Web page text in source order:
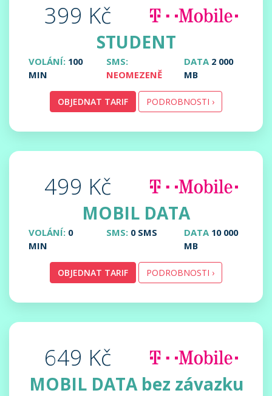
399 Kč
STUDENT
VOLÁNÍ: 100
MIN
SMS:
NEOMEZENĚ
DATA 2 000
MB
OBJEDNAT TARIF PODROBNOSTI ›
499 Kč
MOBIL DATA
VOLÁNÍ: 0
MIN
SMS: 0 SMS DATA 10 000
MB
OBJEDNAT TARIF PODROBNOSTI ›
649 Kč
MOBIL DATA bez závazku